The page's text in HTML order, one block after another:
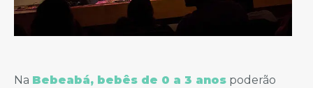
Na Bebeabá, bebês de 0 a 3 anos poderão